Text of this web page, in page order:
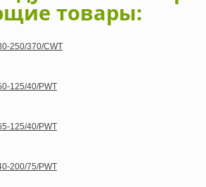
товары:
250/370/CWT
125/40/PWT
125/40/PWT
200/75/PWT